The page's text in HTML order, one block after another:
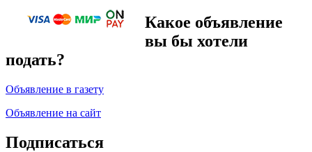
Какое объявление
вы бы хотели
подать?
Объявление в газету
Объявление на сайт
Подписаться